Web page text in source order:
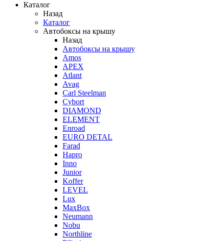
Каталог
Назад
Каталог
Автобоксы на крышу
Назад
Автобоксы на крышу
Amos
APEX
Atlant
Avag
Carl Steelman
Cybort
DIAMOND
ELEMENT
Enroad
EURO DETAL
Farad
Hapro
Inno
Junior
Koffer
LEVEL
Lux
MaxBox
Neumann
Nobu
Northline